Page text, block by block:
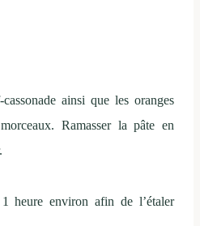
ainsi que les oranges
Ramasser la pâte en
heure environ afin de l’étaler